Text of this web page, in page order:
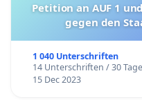
Petition an AUF 1
gegen den
1 040 Unterschriften
14 Unterschriften / 30 Tage
15 Dec 2023